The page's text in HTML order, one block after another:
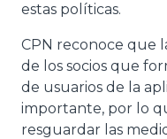
estas políticas.
CPN reconoce que
de los socios que
de usuarios de la
importante, por lo
resguardar las